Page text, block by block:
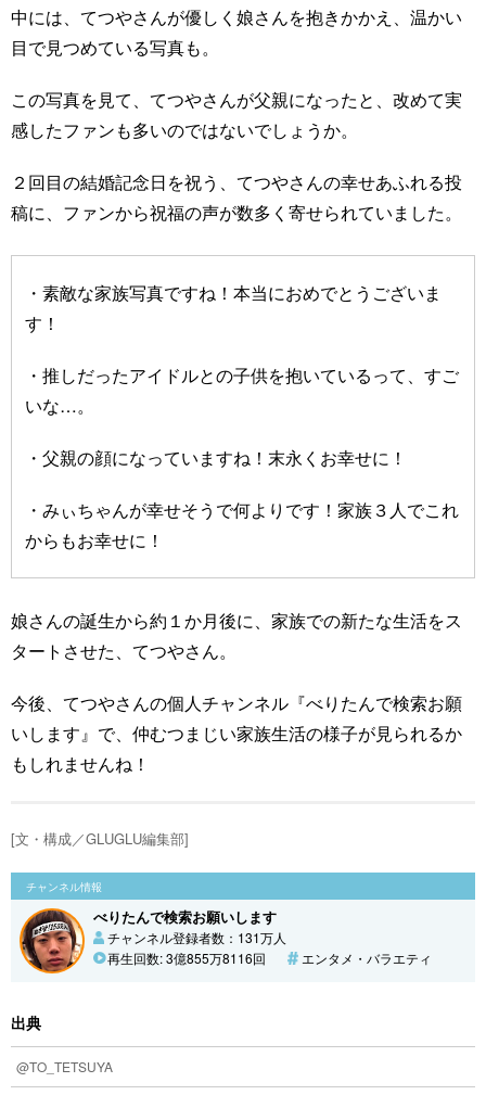
中には、てつやさんが優しく娘さんを抱きかかえ、温かい
目で見つめている写真も。
この写真を見て、てつやさんが父親になったと、改めて実
感したファンも多いのではないでしょうか。
２回目の結婚記念日を祝う、てつやさんの幸せあふれる投
稿に、ファンから祝福の声が数多く寄せられていました。
・素敵な家族写真ですね！本当におめでとうございま
す！
・推しだったアイドルとの子供を抱いているって、すご
いな…。
・父親の顔になっていますね！末永くお幸せに！
・みぃちゃんが幸せそうで何よりです！家族３人でこれ
からもお幸せに！
娘さんの誕生から約１か月後に、家族での新たな生活をス
タートさせた、てつやさん。
今後、てつやさんの個人チャンネル『べりたんで検索お願
いします』で、仲むつまじい家族生活の様子が見られるか
もしれませんね！
[文・構成／GLUGLU編集部]
チャンネル情報
べりたんで検索お願いします
チャンネル登録者数：131万人
再生回数: 3億855万8116回
エンタメ・バラエティ
出典
@TO_TETSUYA